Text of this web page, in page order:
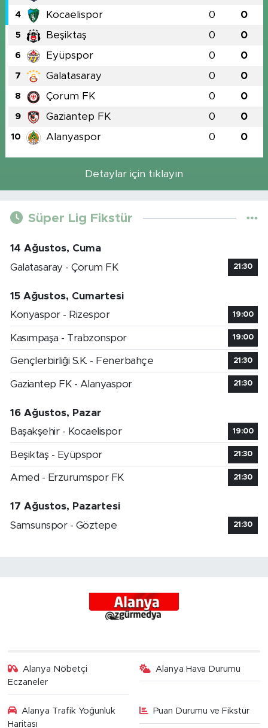
4 Kocaelispor 0 0
5 Beşiktaş 0 0
6 Eyüpspor 0 0
7 Galatasaray 0 0
8 Çorum FK 0 0
9 Gaziantep FK 0 0
10 Alanyaspor 0 0
Detaylar için tıklayın
Süper Lig Fikstür
14 Ağustos, Cuma
Galatasaray - Çorum FK
21:30
15 Ağustos, Cumartesi
Konyaspor - Rizespor
19:00
Kasımpaşa - Trabzonspor 19:00
Gençlerbirliği S.K. - Fenerbahçe 21:30
Gaziantep FK - Alanyaspor 21:30
16 Ağustos, Pazar
Başakşehir - Kocaelispor
19:00
Beşiktaş - Eyüpspor 21:30
Amed - Erzurumspor FK 21:30
17 Ağustos, Pazartesi
Samsunspor - Göztepe
21:30
Alanya Nöbetçi
Eczaneler
Alanya Hava Durumu
Alanya Trafik Yoğunluk
Haritası
Puan Durumu ve Fikstür